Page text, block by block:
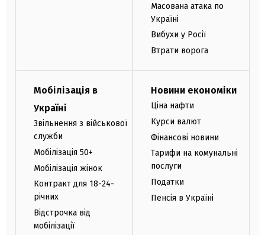
Масована атака по
Україні
Вибухи у Росії
Втрати ворога
Мобілізація в
Україні
Звільнення з військової
служби
Мобілізація 50+
Мобілізація жінок
Контракт для 18-24-
річних
Відстрочка від
мобілізації
Новини економіки
Ціна нафти
Курси валют
Фінансові новини
Тарифи на комунальні
послуги
Податки
Пенсія в Україні